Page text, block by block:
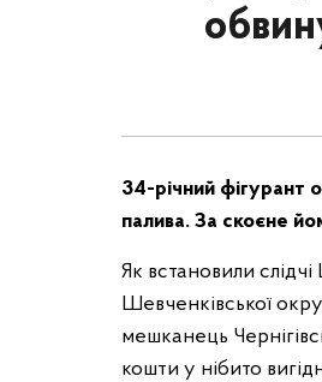
34-річний фігурант
палива. За скоєне
Як встановили
Шевченківської
мешканець
кошти у нібито